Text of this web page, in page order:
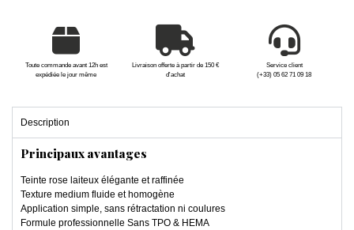
Toute commande avant 12h est
expédiée le jour même
Livraison offerte à partir de 150 €
d'achat
Service client
(+33) 05 62 71 09 18
Description
Principaux avantages
Teinte rose laiteux élégante et raffinée
Texture medium fluide et homogène
Application simple, sans rétractation ni coulures
Formule professionnelle Sans TPO & HEMA